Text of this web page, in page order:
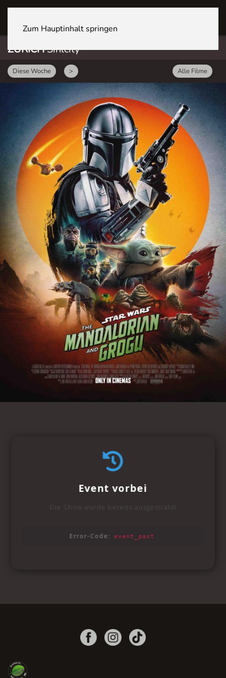
Zum Hauptinhalt springen
ZÜRICHSihlcity
Diese Woche > Alle Filme